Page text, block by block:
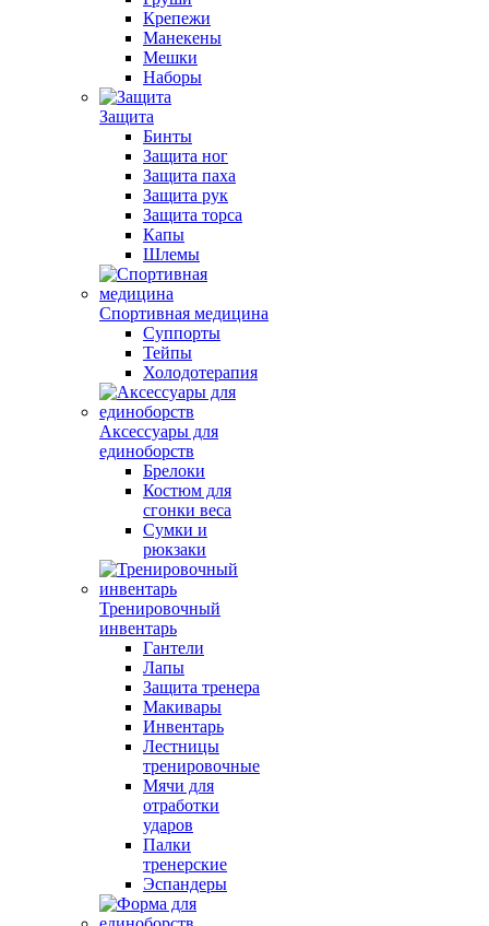
Крепежи
Манекены
Мешки
Наборы
Защита
Бинты
Защита ног
Защита паха
Защита рук
Защита торса
Капы
Шлемы
Спортивная медицина
Суппорты
Тейпы
Холодотерапия
Аксессуары для
единоборств
Брелоки
Костюм для
сгонки веса
Сумки и
рюкзаки
Тренировочный
инвентарь
Гантели
Лапы
Защита тренера
Макивары
Инвентарь
Лестницы
тренировочные
Мячи для
отработки
ударов
Палки
тренерские
Эспандеры